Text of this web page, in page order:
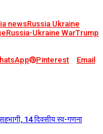
newsRussia Ukraine
Russia-Ukraine WarTrump
Pinterest
Email
14 दिवसीय स्व-गणना